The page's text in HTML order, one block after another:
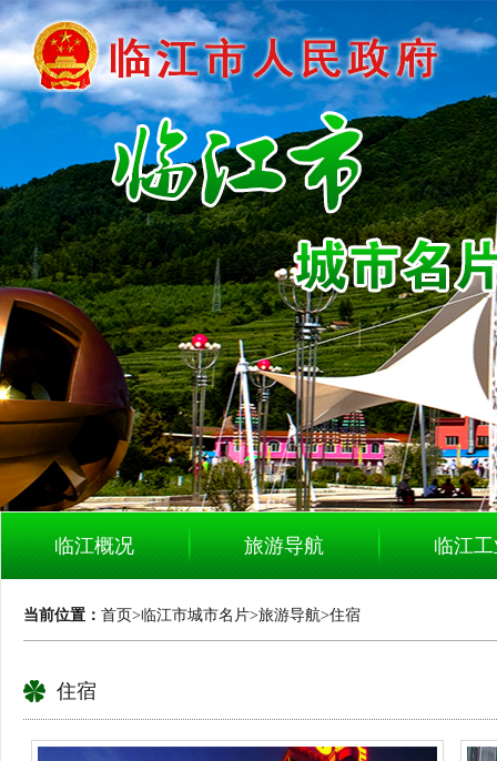
临江概况 旅游导航 临江
当前位置： 首页>临江市城市名片>旅游导航>住宿
住宿